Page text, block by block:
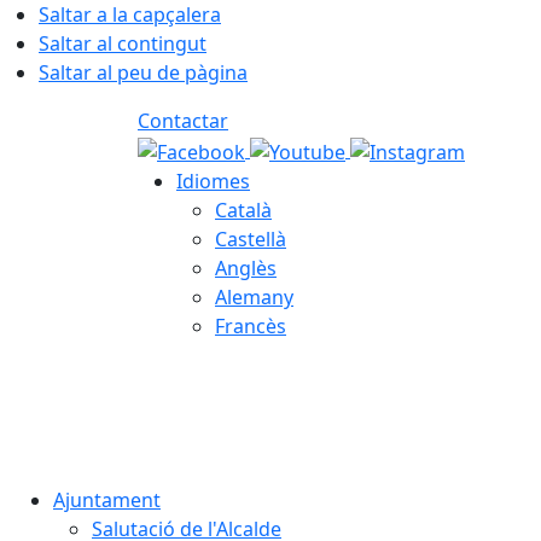
Saltar a la capçalera
Saltar al contingut
Saltar al peu de pàgina
Contactar
Idiomes
Català
Castellà
Anglès
Alemany
Francès
Ajuntament
Salutació de l'Alcalde